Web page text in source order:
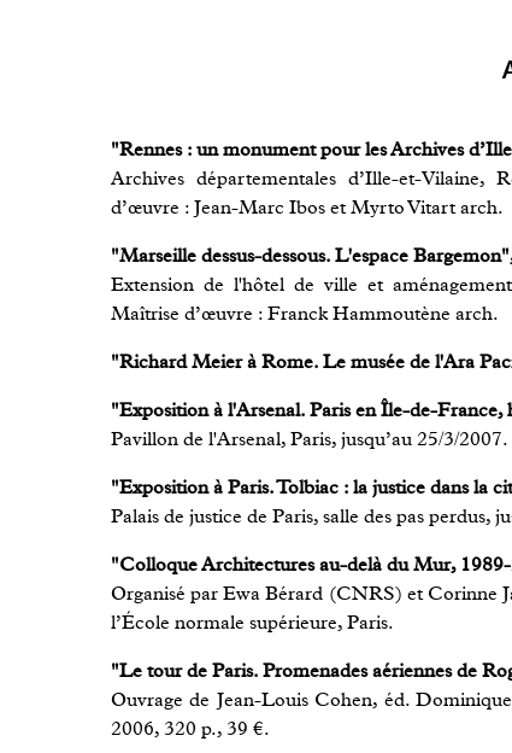
"Rennes : un monument pour les Archives
Archives départementales d’Ille-et-Vilaine,
d’œuvre : Jean-Marc Ibos et Myrto Vitart arch.
"Marseille dessus-dessous. L'espace
Extension de l'hôtel de ville et
Maîtrise d’œuvre : Franck Hammoutène arch.
"Richard Meier à Rome. Le musée de l'Ara
"Exposition à l'Arsenal. Paris en Île-de-France,
Pavillon de l'Arsenal, Paris, jusqu’au 25/3/2007.
"Exposition à Paris. Tolbiac : la justice dans la
Palais de justice de Paris, salle des pas perdus,
"Colloque Architectures au-delà du Mur,
Organisé par Ewa Bérard (CNRS) et Corinne
l’École normale supérieure, Paris.
"Le tour de Paris. Promenades aériennes de
Ouvrage de Jean-Louis Cohen, éd.
2006, 320 p., 39 €.